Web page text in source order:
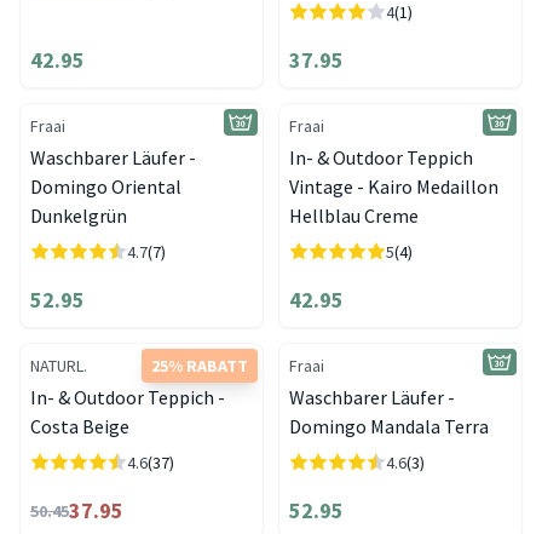
42.95
4(1)
37.95
Fraai
Waschbarer Läufer -
Domingo Oriental
Dunkelgrün
4.7(7)
52.95
Fraai
In- & Outdoor Teppich
Vintage - Kairo Medaillon
Hellblau Creme
5(4)
42.95
25% RABATT
NATURL.
In- & Outdoor Teppich -
Costa Beige
4.6(37)
50.4537.95
Fraai
Waschbarer Läufer -
Domingo Mandala Terra
4.6(3)
52.95